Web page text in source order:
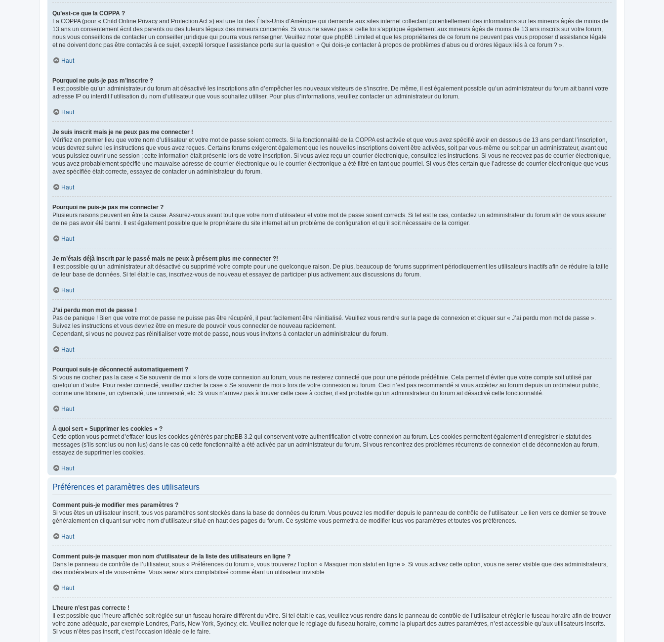
Qu’est-ce que la COPPA ?
La COPPA (pour « Child Online Privacy and Protection Act ») est une loi des États-Unis d’Amérique qui demande aux sites internet collectant potentiellement des informations sur les mineurs âgés de moins de
13 ans un consentement écrit des parents ou des tuteurs légaux des mineurs concernés. Si vous ne savez pas si cette loi s’applique également aux mineurs âgés de moins de 13 ans inscrits sur votre forum,
nous vous conseillons de contacter un conseiller juridique qui pourra vous renseigner. Veuillez noter que phpBB Limited et que les propriétaires de ce forum ne peuvent pas vous proposer d’assistance légale
et ne doivent donc pas être contactés à ce sujet, excepté lorsque l’assistance porte sur la question « Qui dois-je contacter à propos de problèmes d’abus ou d’ordres légaux liés à ce forum ? ».
Haut
Pourquoi ne puis-je pas m’inscrire ?
Il est possible qu’un administrateur du forum ait désactivé les inscriptions afin d’empêcher les nouveaux visiteurs de s’inscrire. De même, il est également possible qu’un administrateur du forum ait banni votre
adresse IP ou interdit l’utilisation du nom d’utilisateur que vous souhaitez utiliser. Pour plus d’informations, veuillez contacter un administrateur du forum.
Haut
Je suis inscrit mais je ne peux pas me connecter !
Vérifiez en premier lieu que votre nom d’utilisateur et votre mot de passe soient corrects. Si la fonctionnalité de la COPPA est activée et que vous avez spécifié avoir en dessous de 13 ans pendant l’inscription,
vous devrez suivre les instructions que vous avez reçues. Certains forums exigeront également que les nouvelles inscriptions doivent être activées, soit par vous-même ou soit par un administrateur, avant que
vous puissiez ouvrir une session ; cette information était présente lors de votre inscription. Si vous aviez reçu un courrier électronique, consultez les instructions. Si vous ne recevez pas de courrier électronique,
vous avez probablement spécifié une mauvaise adresse de courrier électronique ou le courrier électronique a été filtré en tant que pourriel. Si vous êtes certain que l’adresse de courrier électronique que vous
avez spécifiée était correcte, essayez de contacter un administrateur du forum.
Haut
Pourquoi ne puis-je pas me connecter ?
Plusieurs raisons peuvent en être la cause. Assurez-vous avant tout que votre nom d’utilisateur et votre mot de passe soient corrects. Si tel est le cas, contactez un administrateur du forum afin de vous assurer
de ne pas avoir été banni. Il est également possible que le propriétaire du site internet ait un problème de configuration et qu’il soit nécessaire de la corriger.
Haut
Je m’étais déjà inscrit par le passé mais ne peux à présent plus me connecter ?!
Il est possible qu’un administrateur ait désactivé ou supprimé votre compte pour une quelconque raison. De plus, beaucoup de forums suppriment périodiquement les utilisateurs inactifs afin de réduire la taille
de leur base de données. Si tel était le cas, inscrivez-vous de nouveau et essayez de participer plus activement aux discussions du forum.
Haut
J’ai perdu mon mot de passe !
Pas de panique ! Bien que votre mot de passe ne puisse pas être récupéré, il peut facilement être réinitialisé. Veuillez vous rendre sur la page de connexion et cliquer sur « J’ai perdu mon mot de passe ».
Suivez les instructions et vous devriez être en mesure de pouvoir vous connecter de nouveau rapidement.
Cependant, si vous ne pouvez pas réinitialiser votre mot de passe, nous vous invitons à contacter un administrateur du forum.
Haut
Pourquoi suis-je déconnecté automatiquement ?
Si vous ne cochez pas la case « Se souvenir de moi » lors de votre connexion au forum, vous ne resterez connecté que pour une période prédéfinie. Cela permet d’éviter que votre compte soit utilisé par
quelqu’un d’autre. Pour rester connecté, veuillez cocher la case « Se souvenir de moi » lors de votre connexion au forum. Ceci n’est pas recommandé si vous accédez au forum depuis un ordinateur public,
comme une librairie, un cybercafé, une université, etc. Si vous n’arrivez pas à trouver cette case à cocher, il est probable qu’un administrateur du forum ait désactivé cette fonctionnalité.
Haut
À quoi sert « Supprimer les cookies » ?
Cette option vous permet d’effacer tous les cookies générés par phpBB 3.2 qui conservent votre authentification et votre connexion au forum. Les cookies permettent également d’enregistrer le statut des
messages (s’ils sont lus ou non lus) dans le cas où cette fonctionnalité a été activée par un administrateur du forum. Si vous rencontrez des problèmes récurrents de connexion et de déconnexion au forum,
essayez de supprimer les cookies.
Haut
Préférences et paramètres des utilisateurs
Comment puis-je modifier mes paramètres ?
Si vous êtes un utilisateur inscrit, tous vos paramètres sont stockés dans la base de données du forum. Vous pouvez les modifier depuis le panneau de contrôle de l’utilisateur. Le lien vers ce dernier se trouve
généralement en cliquant sur votre nom d’utilisateur situé en haut des pages du forum. Ce système vous permettra de modifier tous vos paramètres et toutes vos préférences.
Haut
Comment puis-je masquer mon nom d’utilisateur de la liste des utilisateurs en ligne ?
Dans le panneau de contrôle de l’utilisateur, sous « Préférences du forum », vous trouverez l’option « Masquer mon statut en ligne ». Si vous activez cette option, vous ne serez visible que des administrateurs,
des modérateurs et de vous-même. Vous serez alors comptabilisé comme étant un utilisateur invisible.
Haut
L’heure n’est pas correcte !
Il est possible que l’heure affichée soit réglée sur un fuseau horaire différent du vôtre. Si tel était le cas, veuillez vous rendre dans le panneau de contrôle de l’utilisateur et régler le fuseau horaire afin de trouver
votre zone adéquate, par exemple Londres, Paris, New York, Sydney, etc. Veuillez noter que le réglage du fuseau horaire, comme la plupart des autres paramètres, n’est accessible qu’aux utilisateurs inscrits.
Si vous n’êtes pas inscrit, c’est l’occasion idéale de le faire.